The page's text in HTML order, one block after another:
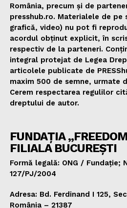
România, precum și de
presshub.ro. Materialele de
grafică, video) nu pot fi
acordul obținut explicit, în
respectiv de la parteneri.
integral protejat de Legea
articolele publicate de
maxim 500 de semne, urmate
Cerem respectarea regulilor
dreptului de autor.
FUNDAȚIA
FILIALA BUCUREȘTI
Formă legală: ONG / Fundație;
127/PJ/2004
Adresa: Bd. Ferdinand I 125,
România – 21387